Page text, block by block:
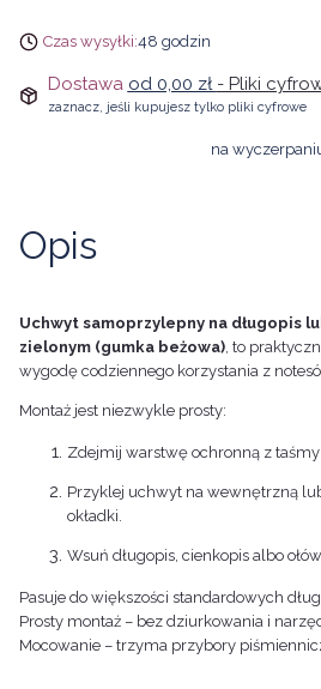
Czas wysyłki:48 godzin
Dostawa od 0,00 zł - Pliki
zaznacz, jeśli kupujesz tylko pliki cyfrowe
na
Opis
Uchwyt samoprzylepny na długopis
zielonym (gumka beżowa) , to
wygodę codziennego korzystania z
Montaż jest niezwykle prosty:
Zdejmij warstwę ochronną z
Przyklej uchwyt na wewnętrzną
okładki.
Wsuń długopis, cienkopis albo
Pasuje do większości standardowych
Prosty montaż – bez dziurkowania i
Mocowanie – trzyma przybory